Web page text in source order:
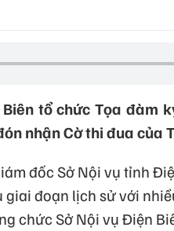
tổ chức Tọa đàm
nhận Cờ thi đua của
đốc Sở Nội vụ tỉnh
đoạn lịch sử với
chức Sở Nội vụ Điện